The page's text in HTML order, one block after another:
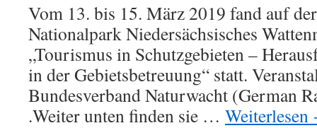
Vom 13. bis 15. März 2019 fand auf
Nationalpark Niedersächsisches
„Tourismus in Schutzgebieten –
in der Gebietsbetreuung“ statt.
Bundesverband Naturwacht (German
.Weiter unten finden sie … Weiterlesen